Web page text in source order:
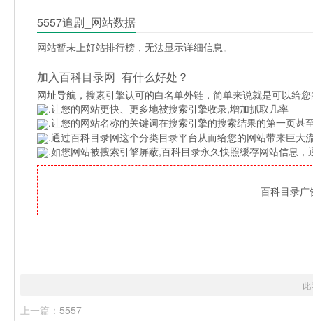
5557追剧_网站数据
网站暂未上好站排行榜，无法显示详细信息。
加入百科目录网_有什么好处？
网址导航 ，搜素引擎认可的白名单外链，简单来说就是可以给
.让您的网站更快、更多地被搜索引擎收录,增加抓取几率
.让您的网站名称的关键词在搜索引擎的搜索结果的第一页甚
.通过百科目录网这个分类目录平台从而给您的网站带来巨大
.如您网站被搜索引擎屏蔽,百科目录永久快照缓存网站信息
百科目录
上一篇： 5557